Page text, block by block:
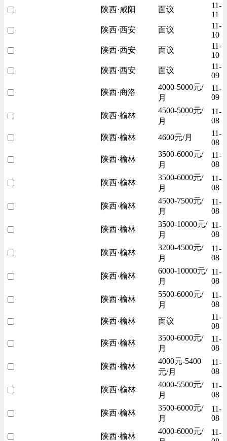
陕西·咸阳
面议
11-
11
陕西·西安
面议
11-
10
陕西·西安
面议
11-
10
陕西·西安
面议
11-
09
陕西·商洛
4000-5000元/
月
11-
09
陕西·榆林
4500-5000元/
月
11-
08
陕西·榆林
4600元/月
11-
08
陕西·榆林
3500-6000元/
月
11-
08
陕西·榆林
3500-6000元/
月
11-
08
陕西·榆林
4500-7500元/
月
11-
08
陕西·榆林
3500-10000元/
月
11-
08
陕西·榆林
3200-4500元/
月
11-
08
陕西·榆林
6000-10000元/
月
11-
08
陕西·榆林
5500-6000元/
月
11-
08
陕西·榆林
面议
11-
08
陕西·榆林
3500-6000元/
月
11-
08
陕西·榆林
4000元-5400
元/月
11-
08
陕西·榆林
4000-5500元/
月
11-
08
陕西·榆林
3500-6000元/
月
11-
08
陕西·榆林
4000-6000元/
11-